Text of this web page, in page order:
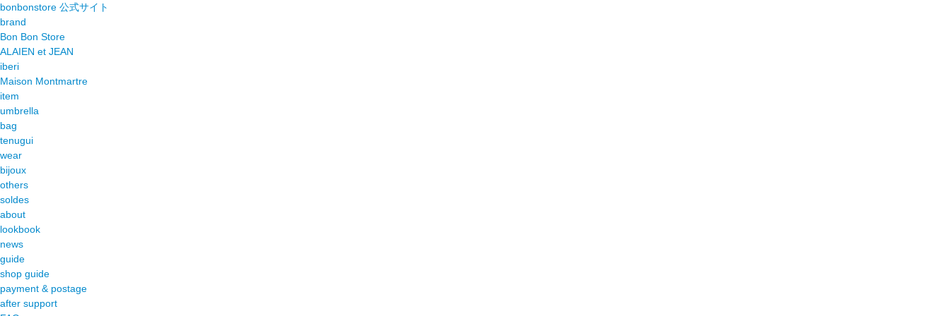
bonbonstore 公式サイト
brand
Bon Bon Store
ALAIEN et JEAN
iberi
Maison Montmartre
item
umbrella
bag
tenugui
wear
bijoux
others
soldes
about
lookbook
news
guide
shop guide
payment & postage
after support